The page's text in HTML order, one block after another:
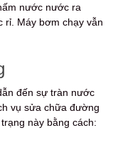
nước nước ra
Máy bơm chạy vẫn
đến sự tràn nước
vụ sửa chữa đường
này bằng cách: